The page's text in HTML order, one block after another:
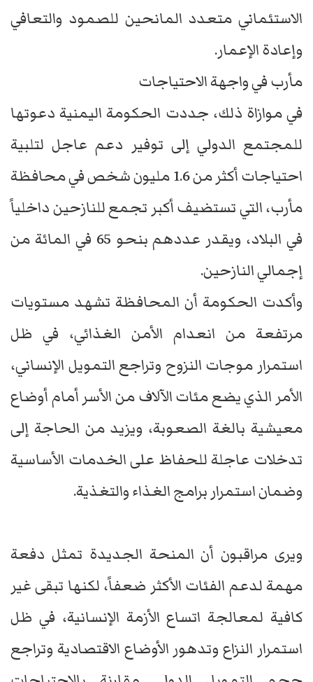
الاستئماني متعدد المانحين للصمود والتعافي
وإعادة الإعمار.
مأرب في واجهة الاحتياجات
في موازاة ذلك، جددت الحكومة اليمنية دعوتها
للمجتمع الدولي إلى توفير دعم عاجل لتلبية
احتياجات أكثر من 1.6 مليون شخص في محافظة
مأرب، التي تستضيف أكبر تجمع للنازحين داخلياً
في البلاد، ويقدر عددهم بنحو 65 في المائة من
إجمالي النازحين.
وأكدت الحكومة أن المحافظة تشهد مستويات
مرتفعة من انعدام الأمن الغذائي، في ظل
استمرار موجات النزوح وتراجع التمويل الإنساني،
الأمر الذي يضع مئات الآلاف من الأسر أمام أوضاع
معيشية بالغة الصعوبة، ويزيد من الحاجة إلى
تدخلات عاجلة للحفاظ على الخدمات الأساسية
وضمان استمرار برامج الغذاء والتغذية.
ويرى مراقبون أن المنحة الجديدة تمثل دفعة
مهمة لدعم الفئات الأكثر ضعفاً، لكنها تبقى غير
كافية لمعالجة اتساع الأزمة الإنسانية، في ظل
استمرار النزاع وتدهور الأوضاع الاقتصادية وتراجع